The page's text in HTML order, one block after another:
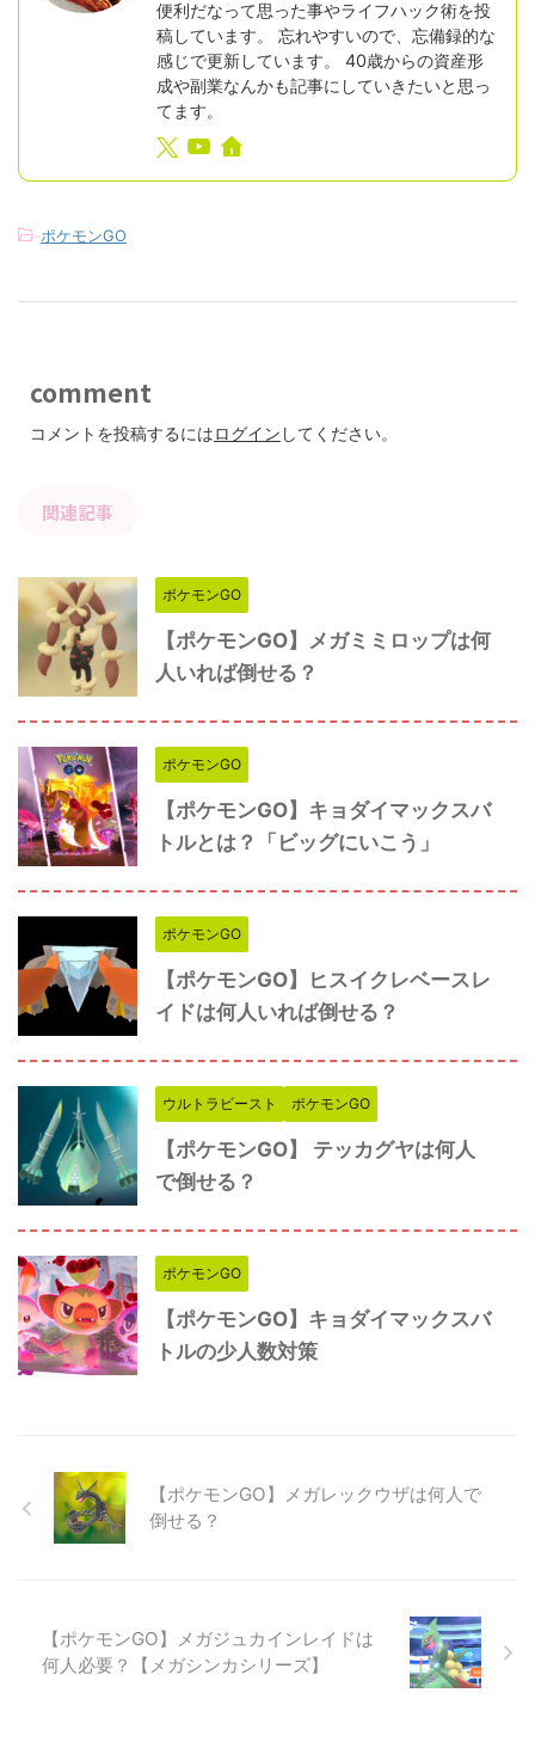
便利だなって思った事やライフハック術を投
稿しています。 忘れやすいので、忘備録的な
感じで更新しています。 40歳からの資産形
成や副業なんかも記事にしていきたいと思っ
てます。
-ポケモンGO
comment
コメントを投稿するにはログイン してください。
関連記事
ポケモンGO
【ポケモンGO】メガミミロップは何
人いれば倒せる？
ポケモンGO
【ポケモンGO】キョダイマックスバ
トルとは？「ビッグにいこう」
ポケモンGO
【ポケモンGO】ヒスイクレベースレ
イドは何人いれば倒せる？
ウルトラビースト ポケモンGO
【ポケモンGO】 テッカグヤは何人
で倒せる？
ポケモンGO
【ポケモンGO】キョダイマックスバ
トルの少人数対策
【ポケモンGO】メガレックウザは何人で
倒せる？
【ポケモンGO】メガジュカインレイドは
何人必要？【メガシンカシリーズ】